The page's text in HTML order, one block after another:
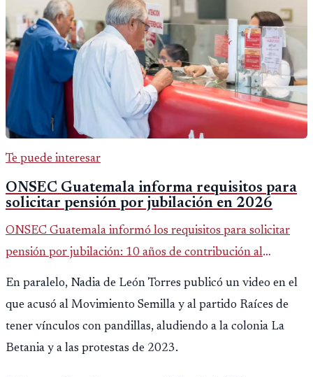
Te puede interesar
ONSEC Guatemala informa requisitos para
solicitar pensión por jubilación en 2026
ONSEC Guatemala informó los requisitos para solicitar
pensión por jubilación: 10 años de contribución al
Montepío y 50 años de edad, o 20 años de servicio sin
importar edad.
En paralelo, Nadia de León Torres publicó un video en el
que acusó al Movimiento Semilla y al partido Raíces de
tener vínculos con pandillas, aludiendo a la colonia La
Betania y a las protestas de 2023.